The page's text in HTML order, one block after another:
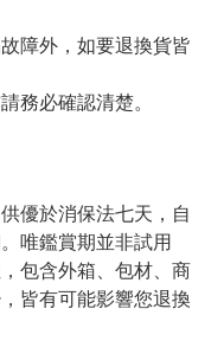
障外，如要退換貨皆
務必確認清楚。
優於消保法七天，自
唯鑑賞期並非試用
包含外箱、包材、商
皆有可能影響您退換